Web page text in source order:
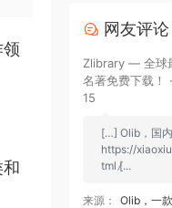
网友评论
Zlibrary — 全球
名著免费下载
15
[…] Olib，国
https://
tml [̷...
来源：
Olib，一